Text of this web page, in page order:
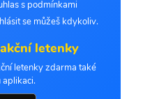
s podmínkami
se můžeš kdykoliv.
letenky
letenky zdarma také
aplikaci.